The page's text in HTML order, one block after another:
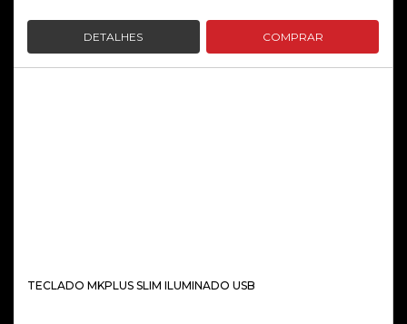
DETALHES COMPRAR
TECLADO MKPLUS SLIM ILUMINADO USB